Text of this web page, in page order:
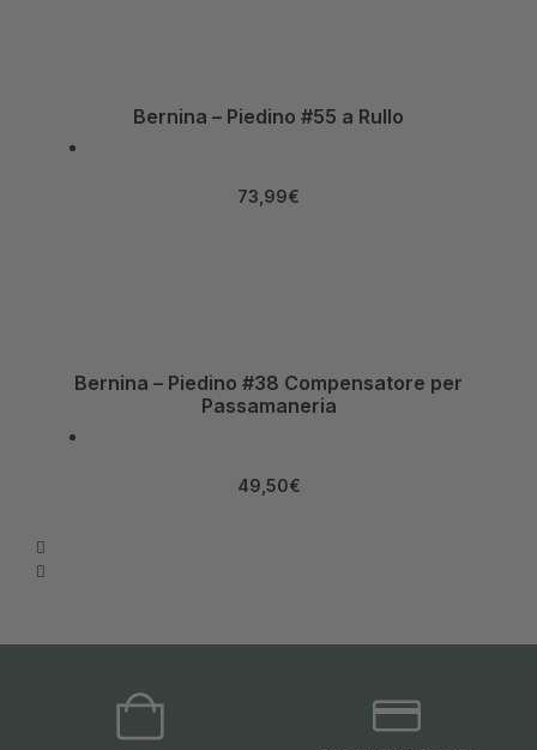
Bernina – Piedino #55 a Rullo
73,99€
Bernina – Piedino #38 Compensatore per
Passamaneria
49,50€